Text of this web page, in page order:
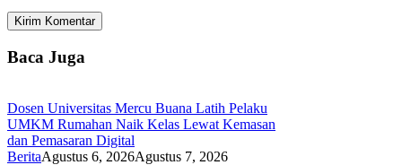
Baca Juga
Dosen Universitas Mercu Buana Latih Pelaku
UMKM Rumahan Naik Kelas Lewat Kemasan
dan Pemasaran Digital
BeritaAgustus 6, 2026Agustus 7, 2026